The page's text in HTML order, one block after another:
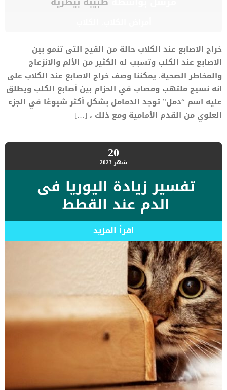
خراج الاصابع عند الكلاب حالة من القيح التى تنمو بين
الاصابع عند الكلب وتسبب له الكثير من الألم والانزعاج
والمخاطر الصحية. يمكننا وصف خراج الاصابع عند الكلاب على
انه نسيج ملتهب ومصاب في الحزام بين أصابع الكلب ويطلق
عليه اسم “دمل” توجد الدمامل بشكل أكثر شيوعًا في الجزء
العلوي من القدم الأمامية ومع ذلك ، […]
20شهر 2023
تفسير زيادة اليوريا فى
الدم عند القطط
اقرأ المزيد